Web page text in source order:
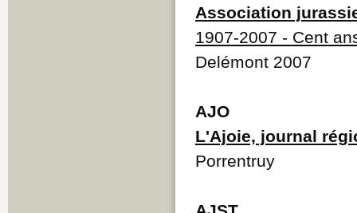
Association
1907-2007 - Cent
Delémont 2007
AJO
L'Ajoie, journal
Porrentruy